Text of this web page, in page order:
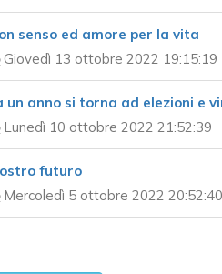
senso ed amore per la vita
Giovedì 13 ottobre 2022 19:15:19
un anno si torna ad elezioni e
Lunedì 10 ottobre 2022 21:52:39
futuro
Mercoledì 5 ottobre 2022 20:52:40